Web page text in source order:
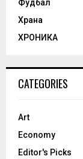
Фудбал
Храна
ХРОНИКА
CATEGORIES
Art
Economy
Editor's Picks